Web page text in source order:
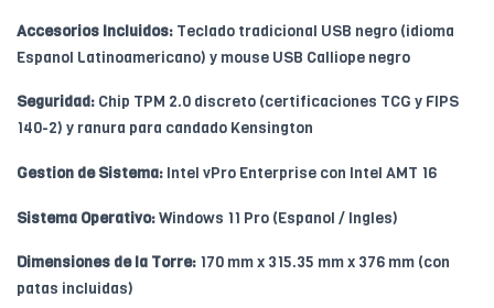
Accesorios Incluidos: Teclado tradicional USB negro (idioma
Espanol Latinoamericano) y mouse USB Calliope negro
Seguridad: Chip TPM 2.0 discreto (certificaciones TCG y FIPS
140-2) y ranura para candado Kensington
Gestion de Sistema: Intel vPro Enterprise con Intel AMT 16
Sistema Operativo:Windows 11 Pro (Espanol / Ingles)
Dimensiones de la Torre: 170 mm x 315.35 mm x 376 mm (con
patas incluidas)